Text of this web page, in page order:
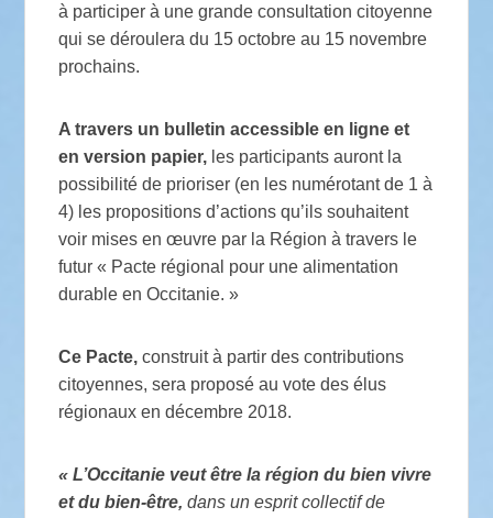
à participer à une grande consultation citoyenne
qui se déroulera du 15 octobre au 15 novembre
prochains.
A travers un bulletin accessible en ligne et
en version papier, les participants auront la
possibilité de prioriser (en les numérotant de 1 à
4) les propositions d’actions qu’ils souhaitent
voir mises en œuvre par la Région à travers le
futur « Pacte régional pour une alimentation
durable en Occitanie. »
Ce Pacte, construit à partir des contributions
citoyennes, sera proposé au vote des élus
régionaux en décembre 2018.
« L’Occitanie veut être la région du bien vivre
et du bien-être, dans un esprit collectif de